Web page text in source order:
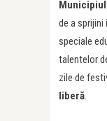
de a sprijini
speciale
talentelor
zile de
liberă.